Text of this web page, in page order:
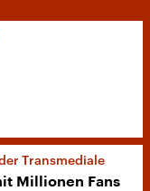
Transmediale
Millionen Fans